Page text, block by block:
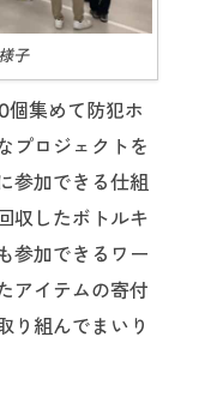
子
個集めて防犯ホ
プロジェクトを
参加できる仕組
収したボトルキ
参加できるワー
アイテムの寄付
り組んでまいり